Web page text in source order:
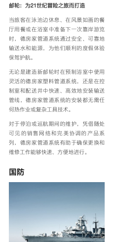
邮轮：为21世纪冒险之旅而打造
当旅客在泳池边休息、在风景如画的餐
厅用餐或在浴室中准备下一次靠岸游览
时，德房家管道系统通过安全、可靠地
输送水和能源，为他们顺利的度假体验
保驾护航。
无论是建造新邮轮时在预制浴室中使用
灵活的德房家塑料管道系统，还是在控
制室和配送井中快速、高效地安装输送
管线，德房家管道系统的安装都无需任
何热作业或复杂工具技术。
对于停泊或巡航期间的维护，凭借随处
可见的销售网络和完美协调的产品系
列，德房家管道系统有助于确保更换和
维修工作能够快速、方便地进行。
国防